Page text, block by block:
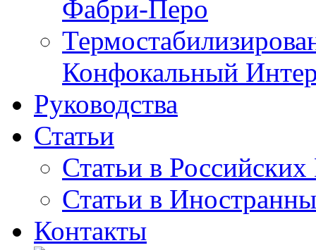
Фабри-Перо
Конфокальный
Руководства
Статьи
Статьи в
Статьи в
Контакты